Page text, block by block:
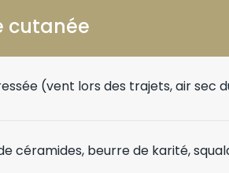
cutanée
(vent lors des trajets, air sec
céramides, beurre de karité,